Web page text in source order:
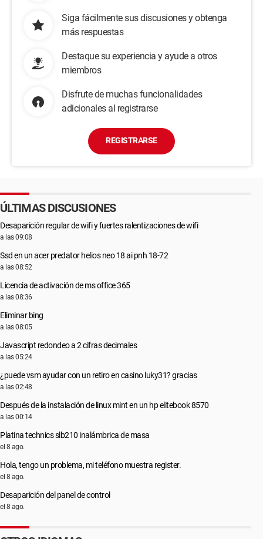
Siga fácilmente sus discusiones y obtenga
más respuestas
Destaque su experiencia y ayude a otros
miembros
Disfrute de muchas funcionalidades
adicionales al registrarse
REGISTRARSE
ÚLTIMAS DISCUSIONES
Desaparición regular de wifi y fuertes ralentizaciones de wifi
a las 09:08
Ssd en un acer predator helios neo 18 ai pnh 18-72
a las 08:52
Licencia de activación de ms office 365
a las 08:36
Eliminar bing
a las 08:05
Javascript redondeo a 2 cifras decimales
a las 05:24
¿puede vsm ayudar con un retiro en casino luky31? gracias
a las 02:48
Después de la instalación de linux mint en un hp elitebook 8570
a las 00:14
Platina technics slb210 inalámbrica de masa
el 8 ago.
Hola, tengo un problema, mi teléfono muestra register.
el 8 ago.
Desaparición del panel de control
el 8 ago.